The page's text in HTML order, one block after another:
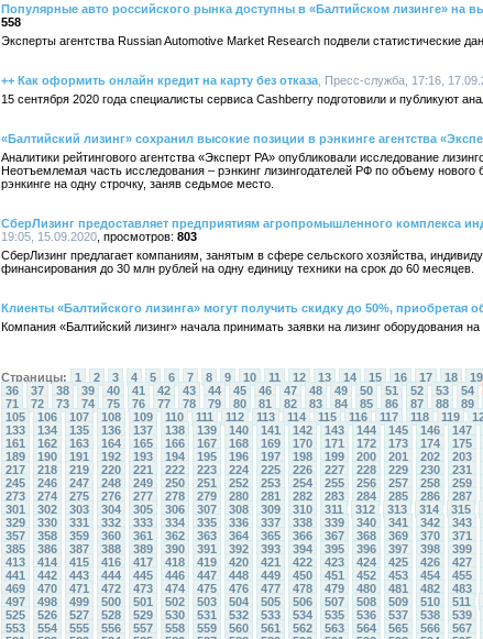
Популярные авто российского рынка доступны в «Балтийском лизинге» на
558
Эксперты агентства Russian Automotive Market Research подвели статистические
++ Как оформить онлайн кредит на карту без отказа , Пресс-служба, 17:16,
15 сентября 2020 года специалисты сервиса Cashberry подготовили и публикуют
«Балтийский лизинг» сохранил высокие позиции в рэнкинге агентства
Аналитики рейтингового агентства «Эксперт РА» опубликовали исследование
Неотъемлемая часть исследования – рэнкинг лизингодателей РФ по объему
рэнкинге на одну строчку, заняв седьмое место.
СберЛизинг предоставляет предприятиям агропромышленного комплекса
19:05, 15.09.2020
803
СберЛизинг предлагает компаниям, занятым в сфере сельского хозяйства,
финансирования до 30 млн рублей на одну единицу техники на срок до 60 месяцев.
Клиенты «Балтийского лизинга» могут получить скидку до 50%, приобретая
Компания «Балтийский лизинг» начала принимать заявки на лизинг оборудования
Страницы: 1 2 3 4 5 6 7 8 9 10 11 12 13 14 15 16 17 18 19
36
37 38 39 40 41 42 43 44 45 46 47 48 49 50 51 52 53 54
71
72 73 74 75 76 77 78 79 80 81 82 83 84 85 86 87 88 89
105
106 107 108 109 110 111 112 113 114 115 116 117 118 119
133
134 135 136 137 138 139 140 141 142 143 144 145 146 147
161
162 163 164 165 166 167 168 169 170 171 172 173 174 175
189
190 191 192 193 194 195 196 197 198 199 200 201 202 203
217
218 219 220 221 222 223 224 225 226 227 228 229 230 231
245
246 247 248 249 250 251 252 253 254 255 256 257 258 259
273
274 275 276 277 278 279 280 281 282 283 284 285 286 287
301
302 303 304 305 306 307 308 309 310 311 312 313 314 315
329
330 331 332 333 334 335 336 337 338 339 340 341 342 343
357
358 359 360 361 362 363 364 365 366 367 368 369 370 371
385
386 387 388 389 390 391 392 393 394 395 396 397 398 399
413
414 415 416 417 418 419 420 421 422 423 424 425 426 427
441
442 443 444 445 446 447 448 449 450 451 452 453 454 455
469
470 471 472 473 474 475 476 477 478 479 480 481 482 483
497
498 499 500 501 502 503 504 505 506 507 508 509 510 511
525
526 527 528 529 530 531 532 533 534 535 536 537 538 539
553
554 555 556 557 558 559 560 561 562 563 564 565 566 567